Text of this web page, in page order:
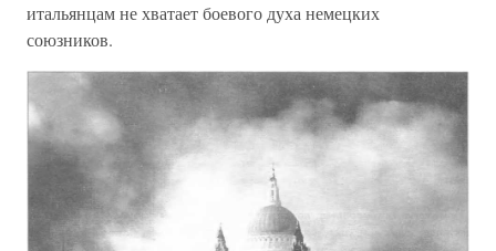
итальянцам не хватает боевого духа немецких
союзников.